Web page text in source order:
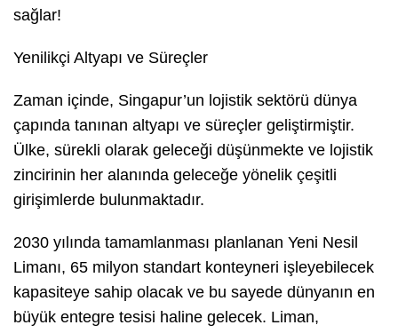
sağlar!
Yenilikçi Altyapı ve Süreçler
Zaman içinde, Singapur’un lojistik sektörü dünya
çapında tanınan altyapı ve süreçler geliştirmiştir.
Ülke, sürekli olarak geleceği düşünmekte ve lojistik
zincirinin her alanında geleceğe yönelik çeşitli
girişimlerde bulunmaktadır.
2030 yılında tamamlanması planlanan Yeni Nesil
Limanı, 65 milyon standart konteyneri işleyebilecek
kapasiteye sahip olacak ve bu sayede dünyanın en
büyük entegre tesisi haline gelecek. Liman,